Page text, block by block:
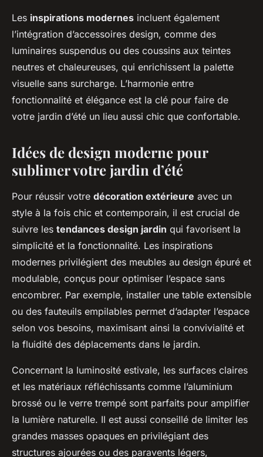
Les inspirations modernes incluent également
l’intégration d’accessoires design, comme des
luminaires suspendus ou des coussins aux teintes
neutres et chaleureuses, qui enrichissent la palette
visuelle sans surcharge. L’harmonie entre
fonctionnalité et élégance est la clé pour faire de
votre jardin d’été un lieu aussi chic que confortable.
Idées de design moderne pour
sublimer votre jardin d’été
Pour réussir votre décoration extérieure avec un
style à la fois chic et contemporain, il est crucial de
suivre les tendances design jardin qui favorisent la
simplicité et la fonctionnalité. Les inspirations
modernes privilégient des meubles au design épuré et
modulable, conçus pour optimiser l’espace sans
encombrer. Par exemple, installer une table extensible
ou des fauteuils empilables permet d’adapter l’espace
selon vos besoins, maximisant ainsi la convivialité et
la fluidité des déplacements dans le jardin.
Concernant la luminosité estivale, les surfaces claires
et les matériaux réfléchissants comme l’aluminium
brossé ou le verre trempé sont parfaits pour amplifier
la lumière naturelle. Il est aussi conseillé de limiter les
grandes masses opaques en privilégiant des
structures ajourées ou des paravents légers,